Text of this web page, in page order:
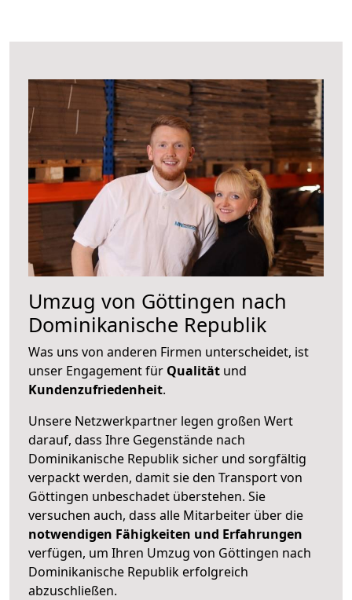
Umzug von Göttingen nach
Dominikanische Republik
Was uns von anderen Firmen unterscheidet, ist
unser Engagement für Qualität und
Kundenzufriedenheit.
Unsere Netzwerkpartner legen großen Wert
darauf, dass Ihre Gegenstände nach
Dominikanische Republik sicher und sorgfältig
verpackt werden, damit sie den Transport von
Göttingen unbeschadet überstehen. Sie
versuchen auch, dass alle Mitarbeiter über die
notwendigen Fähigkeiten und Erfahrungen
verfügen, um Ihren Umzug von Göttingen nach
Dominikanische Republik erfolgreich
abzuschließen.